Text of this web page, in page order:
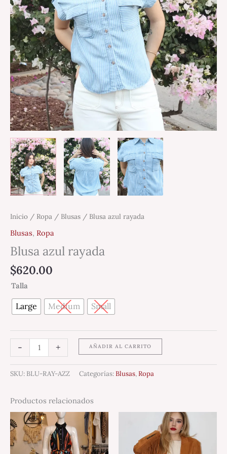
Inicio / Ropa / Blusas / Blusa azul rayada
Blusas, Ropa
Blusa azul rayada
$620.00
Talla
Large Medium Small
- + AÑADIR AL CARRITO
SKU: BLU-RAY-AZZ Categorías:Blusas,Ropa
Productos relacionados